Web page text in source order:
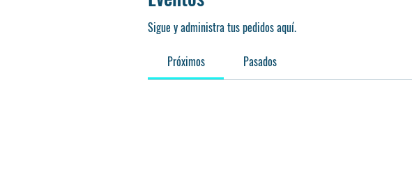
Sigue y administra tus pedidos aquí.
Próximos Pasados